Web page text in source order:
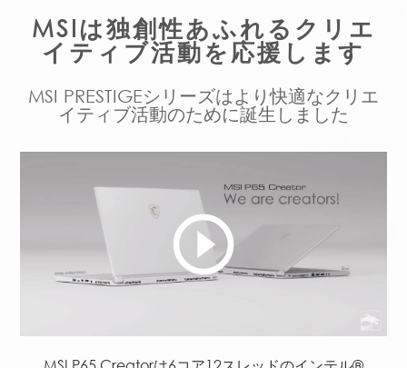
MSIは独創性あふれるクリエ
イティブ活動を応援します
MSI PRESTIGEシリーズはより快適なクリエ
イティブ活動のために誕生しました
play_circle_outline